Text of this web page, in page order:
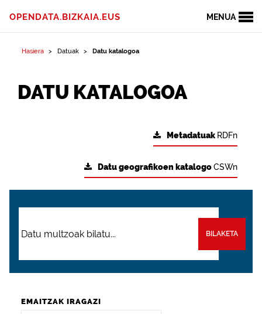
MENUA
OPENDATA.BIZKAIA.EUS
Hasiera Datuak Datu katalogoa
DATU KATALOGOA
Metadatuak RDFn
Datu geografikoen katalogoCSWn
BILAKETA
EMAITZAK IRAGAZI